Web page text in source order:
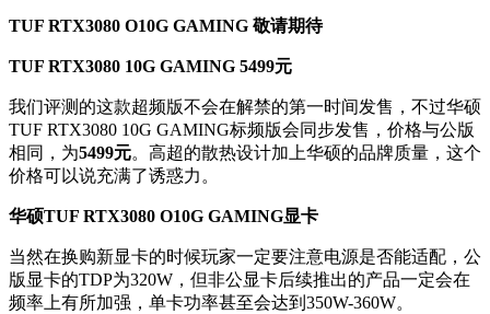
TUF RTX3080 O10G GAMING 敬请期待
TUF RTX3080 10G GAMING 5499元
我们评测的这款超频版不会在解禁的第一时间发售，不过华硕
TUF RTX3080 10G GAMING标频版会同步发售，价格与公版
相同，为5499元。高超的散热设计加上华硕的品牌质量，这个
价格可以说充满了诱惑力。
华硕TUF RTX3080 O10G GAMING显卡
当然在换购新显卡的时候玩家一定要注意电源是否能适配，公
版显卡的TDP为320W，但非公显卡后续推出的产品一定会在
频率上有所加强，单卡功率甚至会达到350W-360W。